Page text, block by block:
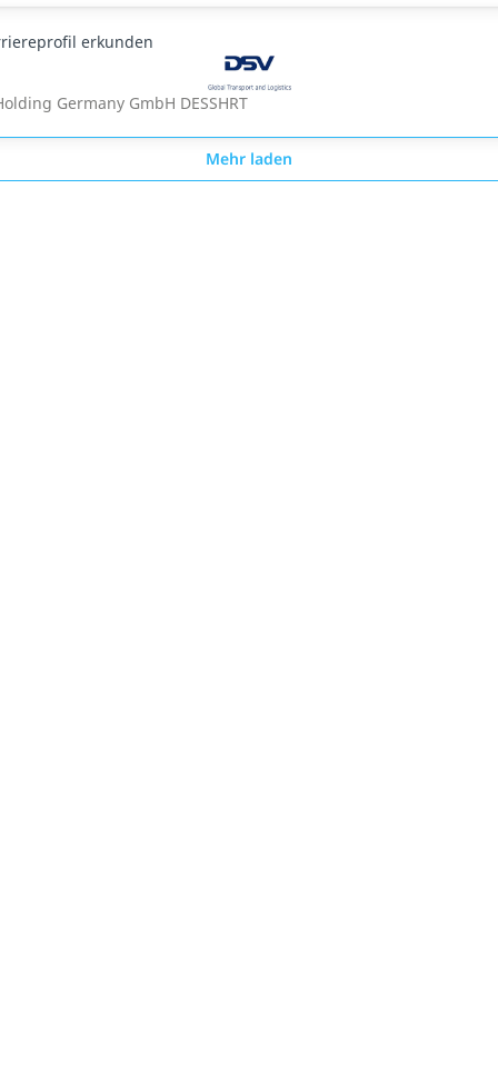
erkunden
Germany GmbH DESSHRT
Mehr laden